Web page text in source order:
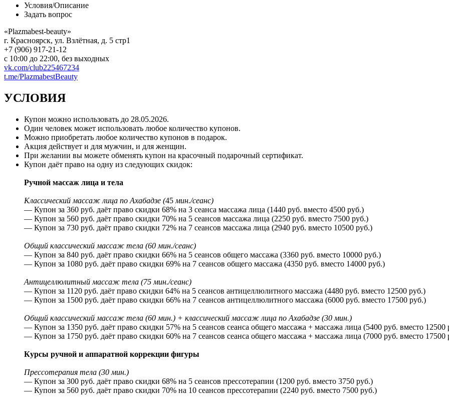
Условия/Описание
Задать вопрос
«Plazmabest-beauty»
г. Красноярск, ул. Взлётная, д. 5 стр1
+7 (906) 917-21-12
с 10:00 до 22:00, без выходных
vk.com/club225467234
t.me/PlazmabestBeauty
УСЛОВИЯ
Купон можно использовать до 28.05.2026.
Один человек может использовать любое количество купонов.
Можно приобретать любое количество купонов в подарок.
Акция действует и для мужчин, и для женщин.
При желании вы можете обменять купон на красочный подарочный сертификат.
Купон даёт право на одну из следующих скидок:
Ручной массаж лица и тела
Классический массаж лица по Ахабадзе (45 мин./сеанс)
— Купон за 360 руб. даёт право скидки 68% на 3 сеанса массажа лица (1440 руб. вместо 4500 руб.)
— Купон за 560 руб. даёт право скидки 70% на 5 сеансов массажа лица (2250 руб. вместо 7500 руб.)
— Купон за 730 руб. даёт право скидки 72% на 7 сеансов массажа лица (2940 руб. вместо 10500 руб.)
Общий классический массаж тела (60 мин./сеанс)
— Купон за 840 руб. даёт право скидки 66% на 5 сеансов общего массажа (3360 руб. вместо 10000 руб.)
— Купон за 1080 руб. даёт право скидки 69% на 7 сеансов общего массажа (4350 руб. вместо 14000 руб.)
Антицеллюлитный массаж тела (75 мин./сеанс)
— Купон за 1120 руб. даёт право скидки 64% на 5 сеансов антицеллюлитного массажа (4480 руб. вместо 12500 руб.)
— Купон за 1500 руб. даёт право скидки 66% на 7 сеансов антицеллюлитного массажа (6000 руб. вместо 17500 руб.)
Общий классический массаж тела (60 мин.) + классический массаж лица по Ахабадзе (30 мин.)
— Купон за 1350 руб. даёт право скидки 57% на 5 сеансов сеанса общего массажа + массажа лица (5400 руб. вместо 12500
— Купон за 1750 руб. даёт право скидки 60% на 7 сеансов сеанса общего массажа + массажа лица (7000 руб. вместо 17500
Курсы ручной и аппаратной коррекции фигуры
Прессотерапия тела (30 мин.)
— Купон за 300 руб. даёт право скидки 68% на 5 сеансов прессотерапии (1200 руб. вместо 3750 руб.)
— Купон за 560 руб. даёт право скидки 70% на 10 сеансов прессотерапии (2240 руб. вместо 7500 руб.)